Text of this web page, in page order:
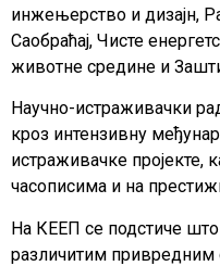
инжењерство и дизајн,
Саобраћај, Чисте
животне средине и
Научно-истраживачки
кроз интензивну
истраживачке пројекте,
часописима и на
На КЕЕП се подстиче
различитим привредним